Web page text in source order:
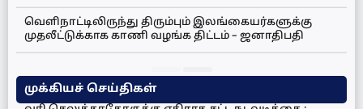
வெளிநாட்டிலிருந்து திரும்பும் இலங்கையர்களுக்கு
முதலீட்டுக்காக காணி வழங்க திட்டம் – ஜனாதிபதி
முக்கியச் செய்திகள்